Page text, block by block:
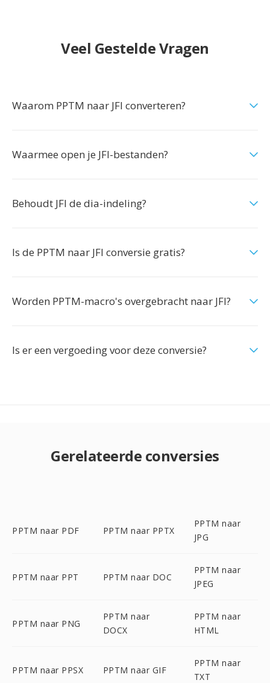
Veel Gestelde Vragen
Waarom PPTM naar JFI converteren?
Waarmee open je JFI-bestanden?
Behoudt JFI de dia-indeling?
Is de PPTM naar JFI conversie gratis?
Worden PPTM-macro's overgebracht naar JFI?
Is er een vergoeding voor deze conversie?
Gerelateerde conversies
PPTM naar PDF PPTM naar PPTX
PPTM naar
JPG
PPTM naar PPT PPTM naar DOC
PPTM naar
JPEG
PPTM naar PNG
PPTM naar
DOCX
PPTM naar
HTML
PPTM naar PPSX PPTM naar GIF
PPTM naar
TXT